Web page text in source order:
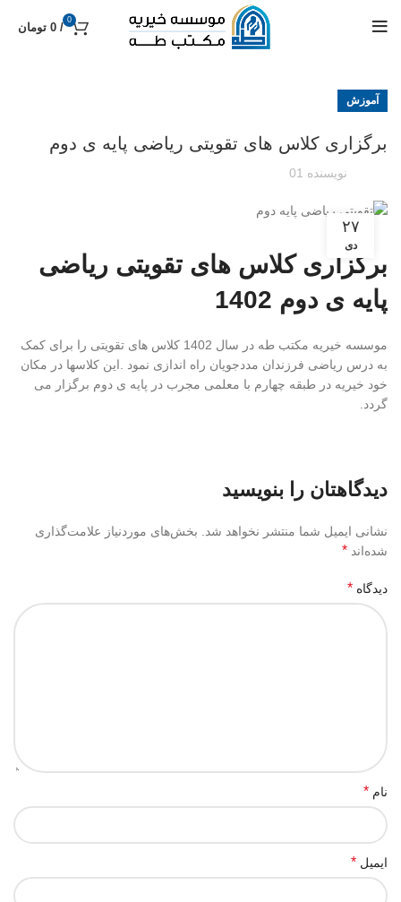
0
/
0 تومان
آموزش
برگزاری کلاس های تقویتی ریاضی پایه ی دوم
نویسنده 01
۲۷
دی
برگزاری کلاس های تقویتی ریاضی
پایه ی دوم 1402
موسسه خیریه مکتب طه در سال 1402 کلاس های تقویتی را برای کمک
به درس ریاضی فرزندان مددجویان راه اندازی نمود .این کلاسها در مکان
خود خیریه در طبقه چهارم با معلمی مجرب در پایه ی دوم برگزار می
گردد.
دیدگاهتان را بنویسید
نشانی ایمیل شما منتشر نخواهد شد. بخش‌های موردنیاز علامت‌گذاری
شده‌اند *
دیدگاه *
نام *
ایمیل *